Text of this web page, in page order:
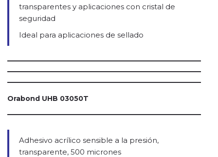
transparentes y aplicaciones con cristal de
seguridad
Ideal para aplicaciones de sellado
Orabond UHB 03050T
Adhesivo acrílico sensible a la presión,
transparente, 500 micrones